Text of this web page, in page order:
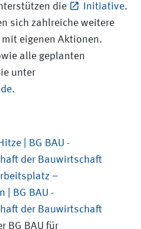
die
Initiative.
sich zahlreiche weitere
eigenen Aktionen.
alle geplanten
unter
.
| BG BAU -
der Bauwirtschaft
–
| BG BAU -
der Bauwirtschaft
BG BAU für